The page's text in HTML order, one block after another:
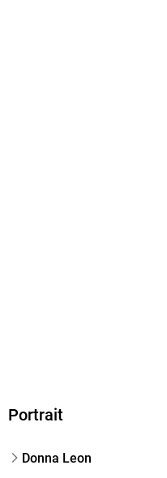
Portrait
Donna Leon